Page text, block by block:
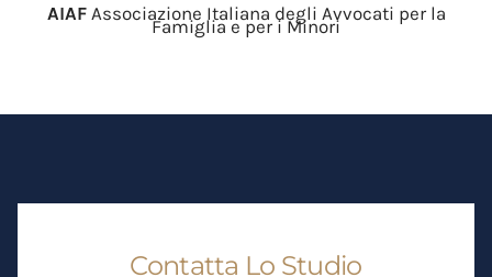
AIAFAssociazione Italiana degli Avvocati per la
Famiglia e per i Minori
Contatta Lo Studio